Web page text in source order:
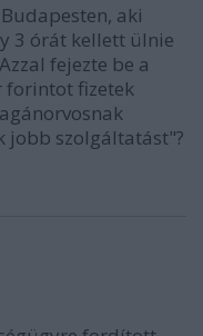
aki
3 órát kellett ülnie
fejezte be a
forintot fizetek
jobb szolgáltatást"?